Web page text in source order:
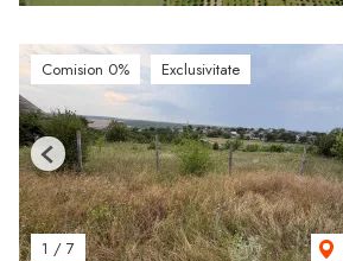
Comision 0% Exclusivitate
1 / 7
Previous